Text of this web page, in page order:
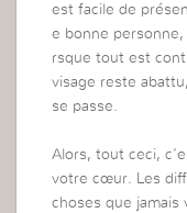
est facile de
e bonne personne,
rsque tout est
visage reste
se passe.
Alors, tout ceci,
votre cœur. Les
choses que jamais